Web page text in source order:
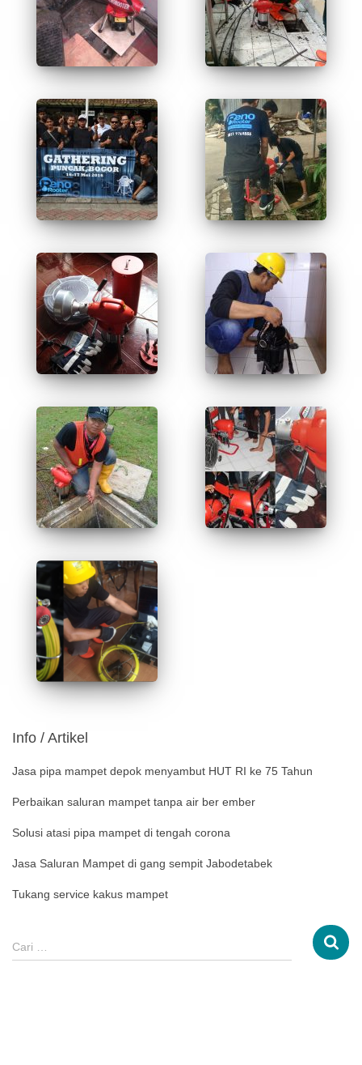
Info / Artikel
Jasa pipa mampet depok menyambut HUT RI ke 75 Tahun
Perbaikan saluran mampet tanpa air ber ember
Solusi atasi pipa mampet di tengah corona
Jasa Saluran Mampet di gang sempit Jabodetabek
Tukang service kakus mampet
Cari …